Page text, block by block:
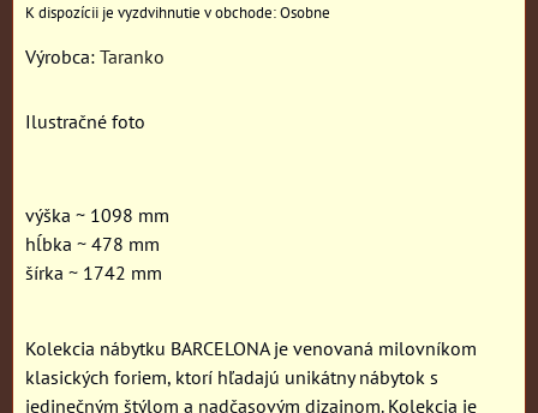
Osobne
Výrobca: Taranko
Ilustračné foto
výška ~ 1098 mm
hĺbka ~ 478 mm
šírka ~ 1742 mm
Kolekcia nábytku BARCELONA je venovaná milovníkom
klasických foriem, ktorí hľadajú unikátny nábytok s
jedinečným štýlom a nadčasovým dizajnom. Kolekcia je